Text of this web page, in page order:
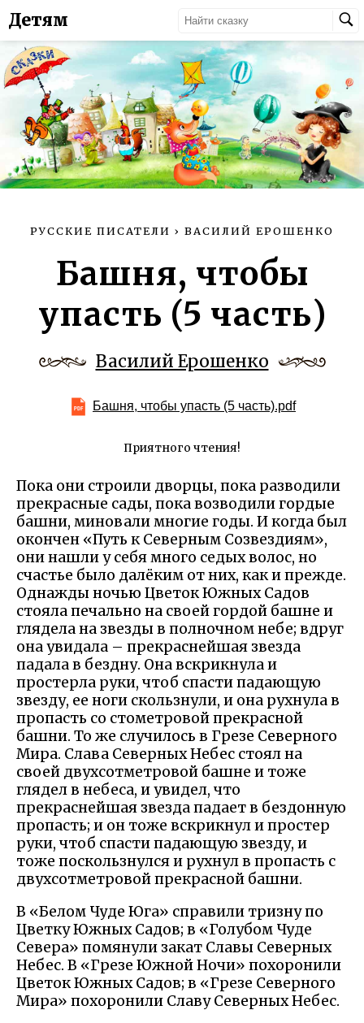
Детям
РУССКИЕ ПИСАТЕЛИ › ВАСИЛИЙ ЕРОШЕНКО
Башня, чтобы
упасть (5 часть)
Василий Ерошенко
Башня, чтобы упасть (5 часть).pdf
Приятного чтения!
Пока они строили дворцы, пока разводили
прекрасные сады, пока возводили гордые
башни, миновали многие годы. И когда был
окончен «Путь к Северным Созвездиям»,
они нашли у себя много седых волос, но
счастье было далёким от них, как и прежде.
Однажды ночью Цветок Южных Садов
стояла печально на своей гордой башне и
глядела на звезды в полночном небе; вдруг
она увидала – прекраснейшая звезда
падала в бездну. Она вскрикнула и
простерла руки, чтоб спасти падающую
звезду, ее ноги скользнули, и она рухнула в
пропасть со стометровой прекрасной
башни. То же случилось в Грезе Северного
Мира. Слава Северных Небес стоял на
своей двухсотметровой башне и тоже
глядел в небеса, и увидел, что
прекраснейшая звезда падает в бездонную
пропасть; и он тоже вскрикнул и простер
руки, чтоб спасти падающую звезду, и
тоже поскользнулся и рухнул в пропасть с
двухсотметровой прекрасной башни.
В «Белом Чуде Юга» справили тризну по
Цветку Южных Садов; в «Голубом Чуде
Севера» помянули закат Славы Северных
Небес. В «Грезе Южной Ночи» похоронили
Цветок Южных Садов; в «Грезе Северного
Мира» похоронили Славу Северных Небес.